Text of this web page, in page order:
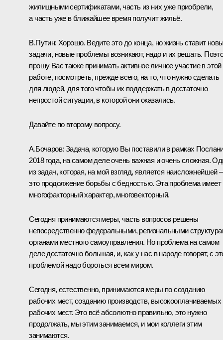
жилищными сертификатами, часть из них уже приобрели,
а часть уже в ближайшее время получит жильё.
В.Путин: Хорошо. Ведите это до конца, но жизнь ставит
задачи, новые проблемы возникают, надо и их решать.
прошу Вас также принимать активное личное участие в этой
работе, посмотреть, прежде всего, на то, что нужно сделать
для людей, для того чтобы их поддержать в достаточно
непростой ситуации, в которой они оказались.
Давайте по второму вопросу.
А.Бочаров: Задача, которую Вы поставили в рамках
2018 года, на самом деле очень важная и очень сложная.
из задач, которая, на мой взгляд, является наисложнейшей –
это продолжение борьбы с бедностью. Эта проблема имеет
многофакторный характер, многовекторный.
Сегодня принимаются меры, часть вопросов решены
непосредственно федеральными, региональными
органами местного самоуправления. Но проблема на самом
деле достаточно большая, и, как у нас в народе говорят, с
проблемой надо бороться всем миром.
Сегодня, естественно, принимаются меры по созданию
рабочих мест, созданию производств, высокооплачиваемых
рабочих мест. Это всё абсолютно правильно, это нужно
продолжать, мы этим занимаемся, и мои коллеги этим
занимаются.